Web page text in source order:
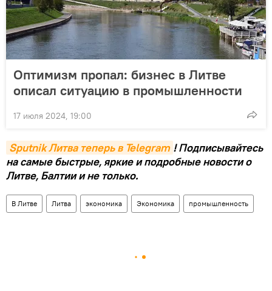
Оптимизм пропал: бизнес в Литве
описал ситуацию в промышленности
17 июля 2024, 19:00
Sputnik Литва теперь в Telegram ! Подписывайтесь
на самые быстрые, яркие и подробные новости о
Литве, Балтии и не только.
В Литве Литва экономика Экономика промышленность